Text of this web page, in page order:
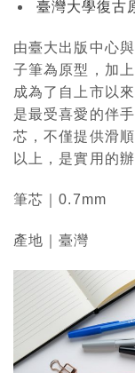
臺灣大學復古
由臺大出版中心
子筆為原型，加
成為了自上市以
是最受喜愛的伴
芯，不僅提供滑
以上，是實用的
筆芯｜0.7mm
產地｜臺灣